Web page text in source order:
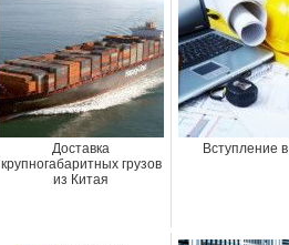
Доставка
крупногабаритных грузов
из Китая
Вступление